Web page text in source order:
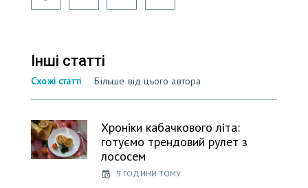
Інші статті
Схожі статті Більше від цього автора
Хроніки кабачкового літа:
готуємо трендовий рулет з
лососем
9 ГОДИНИ ТОМУ